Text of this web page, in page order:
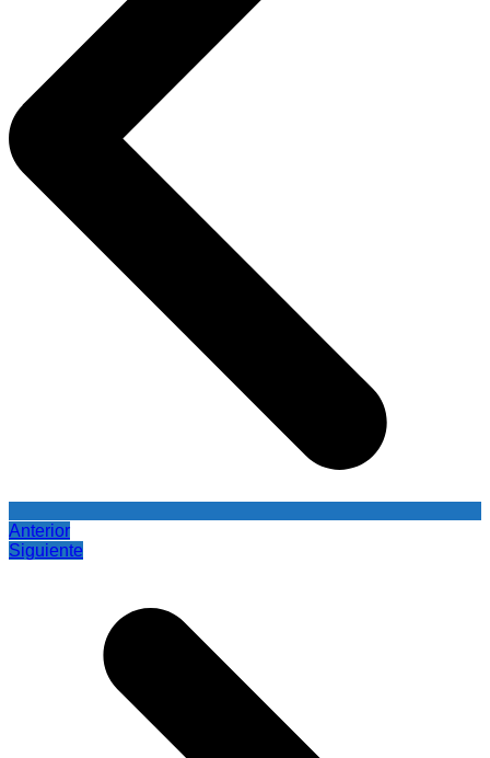
Anterior
Siguiente